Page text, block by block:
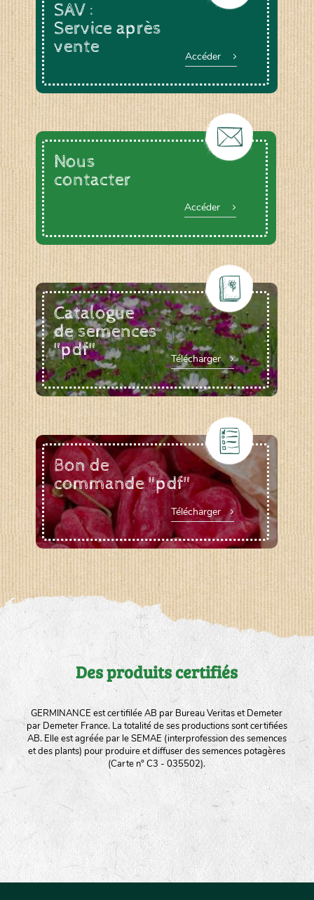
SAV :
Service après
vente
Accéder
Nous
contacter
Accéder
Catalogue
de semences
"pdf"
Télécharger
Bon de
commande "pdf"
Télécharger
Des produits certifiés
GERMINANCE est certifilée AB par Bureau Veritas et Demeter
par Demeter France. La totalité de ses productions sont certifiées
AB. Elle est agréée par le SEMAE (interprofession des semences
et des plants) pour produire et diffuser des semences potagères
(Carte n° C3 - 035502).